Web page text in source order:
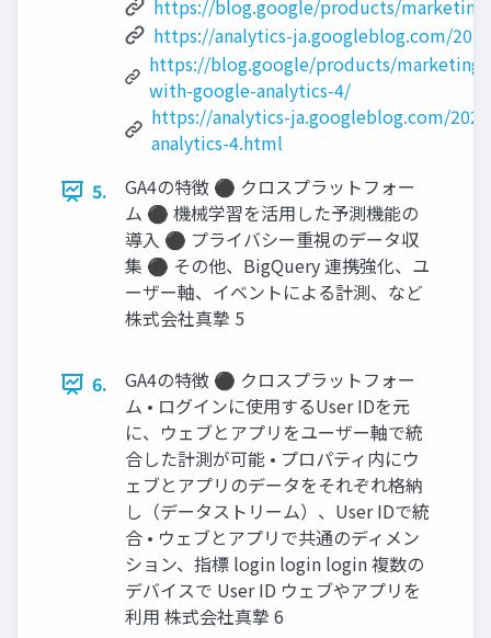
https://blog.google/products/
https://analytics-ja.googleblog.com/
https://blog.google/products/
with-google-analytics-4/
https://analytics-ja.googleblog.com/
analytics-4.html
5.
GA4の特徴 ⚫ クロスプラットフォー
ム ⚫ 機械学習を活用した予測機能の
導入 ⚫ プライバシー重視のデータ収
集 ⚫ その他、BigQuery 連携強化、ユ
ーザー軸、イベントによる計測、など
株式会社真摯 5
6.
GA4の特徴 ⚫ クロスプラットフォー
ム • ログインに使用するUser IDを元
に、ウェブとアプリをユーザー軸で統
合した計測が可能 • プロパティ内にウ
ェブとアプリのデータをそれぞれ格納
し（データストリーム）、User IDで統
合 • ウェブとアプリで共通のディメン
ション、指標 login login login 複数の
デバイスで User ID ウェブやアプリを
利用 株式会社真摯 6